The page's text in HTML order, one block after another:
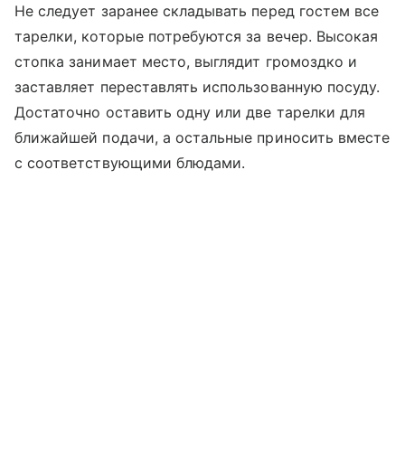
Не следует заранее складывать перед гостем все
тарелки, которые потребуются за вечер. Высокая
стопка занимает место, выглядит громоздко и
заставляет переставлять использованную посуду.
Достаточно оставить одну или две тарелки для
ближайшей подачи, а остальные приносить вместе
с соответствующими блюдами.